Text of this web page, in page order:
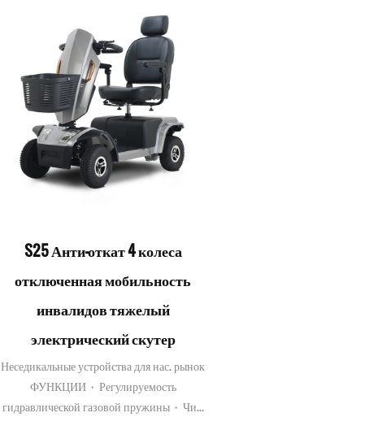
S25 Анти-откат 4 колеса
отключенная мобильность
инвалидов тяжелый
электрический скутер
Неседикальные устройства для нас. рынок
ФУНКЦИИ · Регулируемость
гидравлической газовой пружины · Чи...